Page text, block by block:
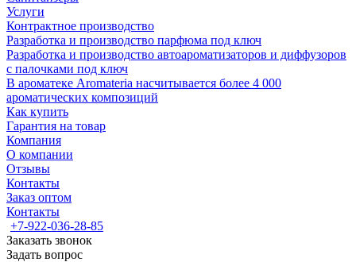
Услуги
Контрактное производство
Разработка и производство парфюма под ключ
Разработка и производство автоароматизаторов и диффузоров
с палочками под ключ
В ароматеке Aromateria насчитывается более 4 000
ароматических композиций
Как купить
Гарантия на товар
Компания
О компании
Отзывы
Контакты
Заказ оптом
Контакты
+7-922-036-28-85
Заказать звонок
Задать вопрос